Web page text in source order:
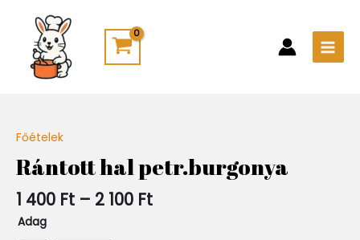
content
Főételek
Rántott hal petr.burgonya
1 400 Ft – 2 100 Ft
400 Ft
-
2
Adag